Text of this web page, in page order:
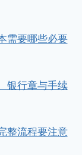
需要哪些必要
银行章与手续
整流程要注意